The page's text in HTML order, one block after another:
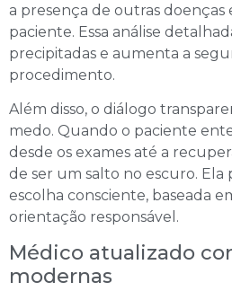
a presença de outras doenças
paciente. Essa análise
precipitadas e aumenta a
procedimento.
Além disso, o diálogo
medo. Quando o paciente
desde os exames até a
de ser um salto no escuro. Ela
escolha consciente, baseada
orientação responsável.
Médico atualizado
modernas